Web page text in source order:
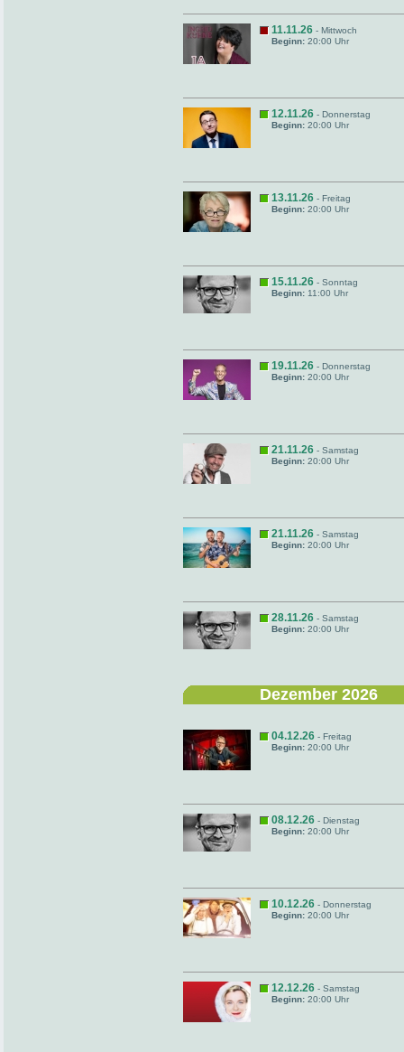
11.11.26 - Mittwoch
Beginn: 20:00 Uhr
12.11.26 - Donnerstag
Beginn: 20:00 Uhr
13.11.26 - Freitag
Beginn: 20:00 Uhr
15.11.26 - Sonntag
Beginn: 11:00 Uhr
19.11.26 - Donnerstag
Beginn: 20:00 Uhr
21.11.26 - Samstag
Beginn: 20:00 Uhr
21.11.26 - Samstag
Beginn: 20:00 Uhr
28.11.26 - Samstag
Beginn: 20:00 Uhr
Dezember 2026
04.12.26 - Freitag
Beginn: 20:00 Uhr
08.12.26 - Dienstag
Beginn: 20:00 Uhr
10.12.26 - Donnerstag
Beginn: 20:00 Uhr
12.12.26 - Samstag
Beginn: 20:00 Uhr